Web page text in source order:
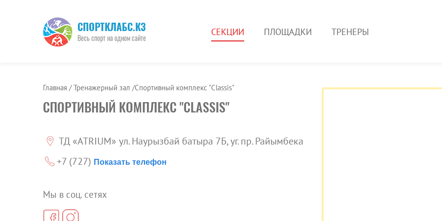
СПОРТКЛАБС.КЗ
Весь спорт на одном сайте СЕКЦИИ ПЛОЩАДКИ ТРЕНЕРЫ
Главная / Тренажерный зал /Спортивный комплекс "Classis"
СПОРТИВНЫЙ КОМПЛЕКС "CLASSIS"
ТД «ATRIUM» ул. Наурызбай батыра 7Б, уг. пр. Райымбека
+7 (727) Показать телефон
Мы в соц. сетях